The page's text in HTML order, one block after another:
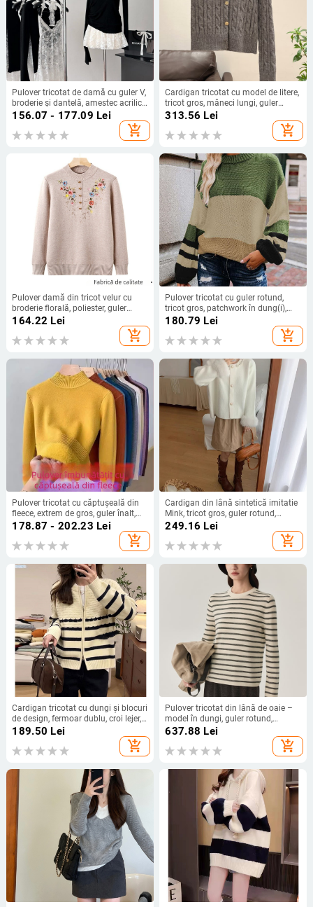
Pulover tricotat de damă cu guler V,
broderie și dantelă, amestec acrilic-
poliester, model solid, mâneci
clopot, lungime obișnuită (50–65
cm), stil casual de toamnă 2024
156.07 - 177.09 Lei
add_shopping_cart
Cardigan tricotat cu model de litere,
tricot gros, mâneci lungi, guler
rotund, croială Slim-Fit
313.56 Lei
add_shopping_cart
Pulover damă din tricot velur cu
broderie florală, poliester, guler
rotund, mâneci lungi, croială largă,
164.22 Lei
add_shopping_cart
Pulover tricotat cu guler rotund,
tricot gros, patchwork în dung(i),
mâneci felinar, fibră acrilică
180.79 Lei
add_shopping_cart
Pulover tricotat cu căptușeală din
fleece, extrem de gros, guler înalt,
mâneci lungi, culoare solidă
178.87 - 202.23 Lei
add_shopping_cart
Cardigan din lână sintetică imitatie
Mink, tricot gros, guler rotund,
mâneci lungi, decor cu strasuri
249.16 Lei
add_shopping_cart
Cardigan tricotat cu dungi și blocuri
de design, fermoar dublu, croi lejer,
mâneci lungi
189.50 Lei
add_shopping_cart
Pulover tricotat din lână de oaie –
model în dungi, guler rotund,
mâneci lungi, croială lejeră
637.88 Lei
add_shopping_cart